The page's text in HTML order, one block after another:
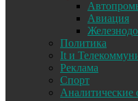
Авиация
Политика
It и
Реклама
Спорт
Аналитические